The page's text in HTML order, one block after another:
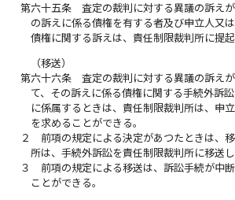
第六十五条
査定の裁判に対する異議の訴え
の訴えに係る債権を有する者及び申立人又
債権に関する訴えは、責任制限裁判所に提起
（移送）
第六十六条
査定の裁判に対する異議の訴え
て、その訴えに係る債権に関する手続外訴
に係属するときは、責任制限裁判所は、申
を求めることができる。
２
前項の規定による決定があつたときは、
所は、手続外訴訟を責任制限裁判所に移送
３
前項の規定による移送は、訴訟手続が中
ことができる。